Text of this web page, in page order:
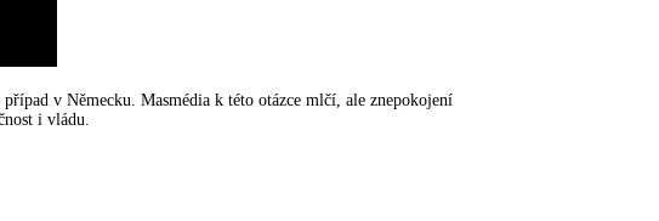
v Německu. Masmédia k této otázce mlčí, ale znepokojení
i vládu.